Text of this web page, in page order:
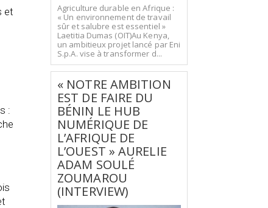
et
:
Agriculture durable en Afrique :
« Un environnement de travail
sûr et salubre est essentiel »
Laetitia Dumas (OIT)Au Kenya,
un ambitieux projet lancé par Eni
S.p.A. vise à transformer d...
« NOTRE AMBITION
EST DE FAIRE DU
BÉNIN LE HUB
NUMÉRIQUE DE
L’AFRIQUE DE
L’OUEST » AURELIE
ADAM SOULÉ
ZOUMAROU
(INTERVIEW)